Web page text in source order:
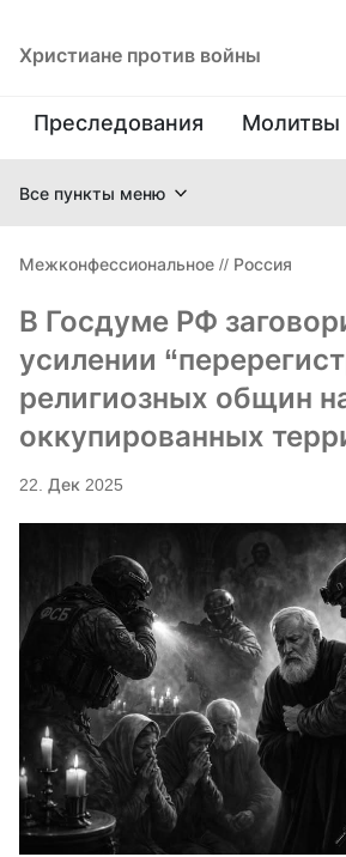
Христиане против войны
Преследования Молитвы
Все пункты меню
Межконфессиональное // Россия
В Госдуме РФ
усилении
религиозных общин
оккупированных
22. Дек 2025